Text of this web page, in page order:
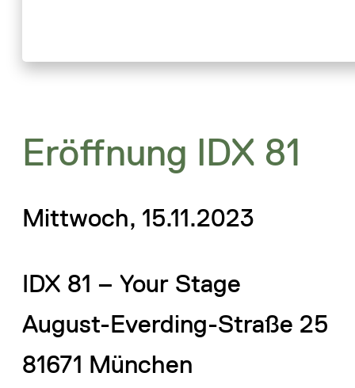
Eröffnung IDX 81
Mittwoch, 15.11.2023
IDX 81 – Your Stage
August-Everding-Straße 25
81671 München